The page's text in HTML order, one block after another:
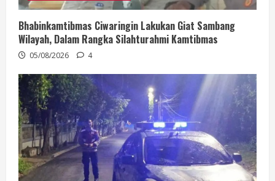
Bhabinkamtibmas Ciwaringin Lakukan Giat Sambang
Wilayah, Dalam Rangka Silahturahmi Kamtibmas
05/08/2026 4